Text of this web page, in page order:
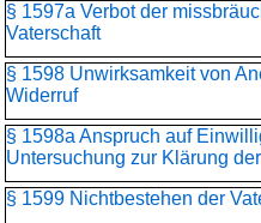
§ 1597a Verbot der
Vaterschaft
§ 1598 Unwirksamkeit von
Widerruf
§ 1598a Anspruch auf
Untersuchung zur Klärung
§ 1599 Nichtbestehen der